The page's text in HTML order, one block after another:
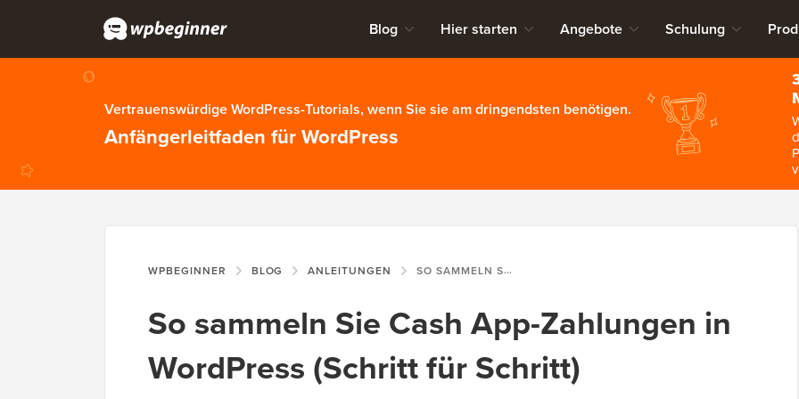
Blog Hier starten Angebote Schulung
Vertrauenswürdige WordPress-Tutorials, wenn Sie sie am dringendsten benötigen.
Anfängerleitfaden für WordPress
WPBEGINNER BLOG ANLEITUNGEN SO SAMMELN SIE CASH APP-ZAHLUNGEN IN WORDPRESS (SCHRITT FÜR SCHRITT)
So sammeln Sie Cash App-Zahlungen in
WordPress (Schritt für Schritt)